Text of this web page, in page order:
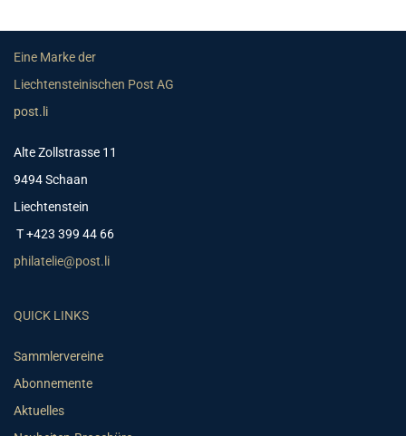
Eine Marke der
Liechtensteinischen Post AG
post.li
Alte Zollstrasse 11
9494 Schaan
Liechtenstein
T +423 399 44 66
philatelie@post.li
QUICK LINKS
Sammlervereine
Abonnemente
Aktuelles